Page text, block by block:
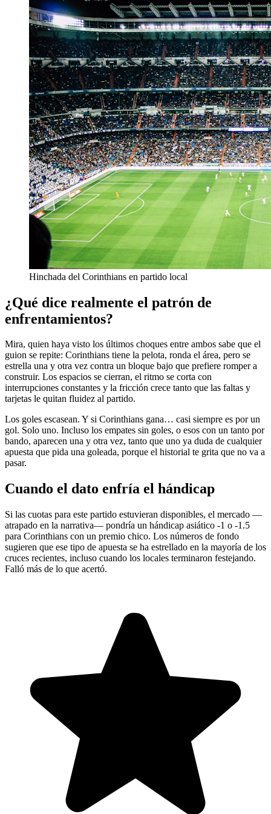
Hinchada del Corinthians en partido local
¿Qué dice realmente el patrón de
enfrentamientos?
Mira, quien haya visto los últimos choques entre ambos sabe que el
guion se repite: Corinthians tiene la pelota, ronda el área, pero se
estrella una y otra vez contra un bloque bajo que prefiere romper a
construir. Los espacios se cierran, el ritmo se corta con
interrupciones constantes y la fricción crece tanto que las faltas y
tarjetas le quitan fluidez al partido.
Los goles escasean. Y si Corinthians gana… casi siempre es por un
gol. Solo uno. Incluso los empates sin goles, o esos con un tanto por
bando, aparecen una y otra vez, tanto que uno ya duda de cualquier
apuesta que pida una goleada, porque el historial te grita que no va a
pasar.
Cuando el dato enfría el hándicap
Si las cuotas para este partido estuvieran disponibles, el mercado —
atrapado en la narrativa— pondría un hándicap asiático -1 o -1.5
para Corinthians con un premio chico. Los números de fondo
sugieren que ese tipo de apuesta se ha estrellado en la mayoría de los
cruces recientes, incluso cuando los locales terminaron festejando.
Falló más de lo que acertó.